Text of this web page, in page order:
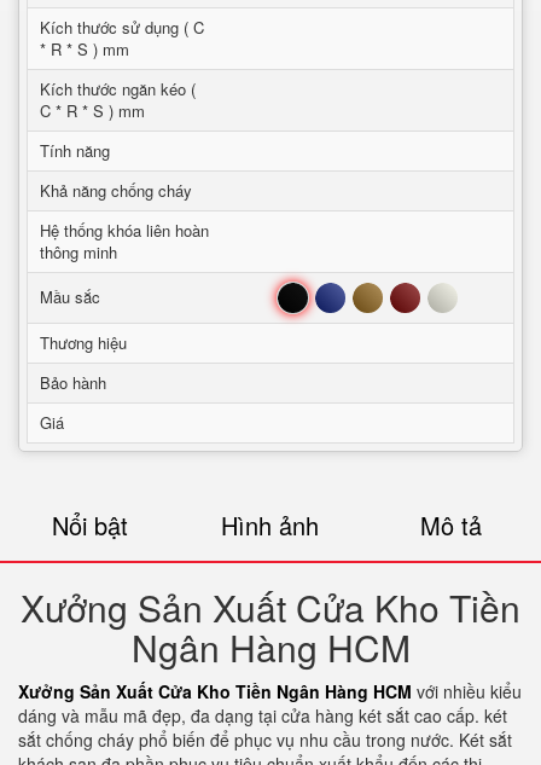
Kích thước sử dụng ( C
* R * S ) mm
Kích thước ngăn kéo (
C * R * S ) mm
Tính năng
Khả năng chống cháy
Hệ thống khóa liên hoàn
thông minh
Mầu sắc
Đen Xanh Nâu Đỏ Trắng
Thương hiệu
Bảo hành
Giá
Nổi bật Hình ảnh Mô tả
Xưởng Sản Xuất Cửa Kho Tiền
Ngân Hàng HCM
Xưởng Sản Xuất Cửa Kho Tiền Ngân Hàng HCM với nhiều kiểu
dáng và mẫu mã đẹp, đa dạng tại cửa hàng két sắt cao cấp. két
sắt chống cháy phổ biến để phục vụ nhu cầu trong nước. Két sắt